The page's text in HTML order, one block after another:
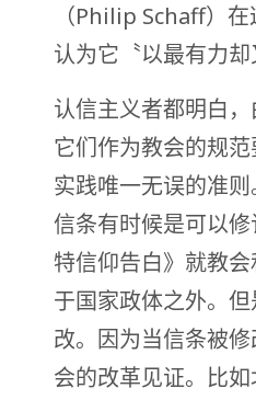
（Philip Schaff）
认为它〝以最有力却
认信主义者都明白
它们作为教会的规
实践唯一无误的准
信条有时候是可以
特信仰告白》就教
于国家政体之外。
改。因为当信条被
会的改革见证。比